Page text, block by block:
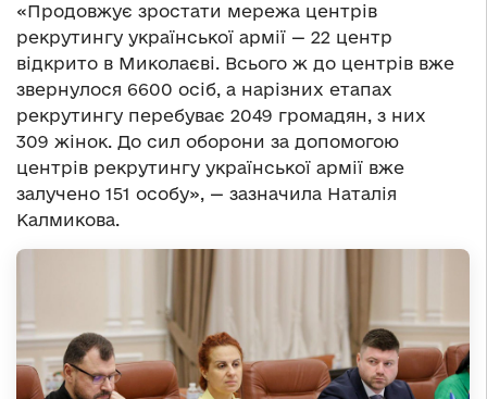
«Продовжує зростати мережа центрів
рекрутингу української армії — 22 центр
відкрито в Миколаєві. Всього ж до центрів вже
звернулося 6600 осіб, а нарізних етапах
рекрутингу перебуває 2049 громадян, з них
309 жінок. До сил оборони за допомогою
центрів рекрутингу української армії вже
залучено 151 особу», — зазначила Наталія
Калмикова.